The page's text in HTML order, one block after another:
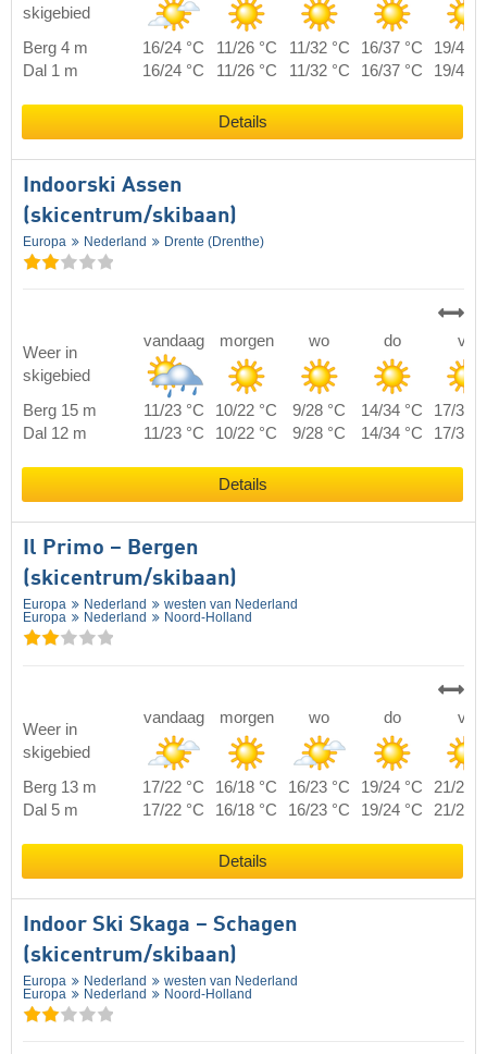
skigebied
Berg 4 m
16/24 °C 11/26 °C 11/32 °C 16/37 °C
19/40
Dal 1 m
16/24 °C 11/26 °C 11/32 °C 16/37 °C 19/40
Details
Indoorski Assen
(skicentrum/skibaan)
Europa Nederland Drente (Drenthe)
Weer in
skigebied
vandaag morgen wo do vr
Berg 15 m 11/23 °C 10/22 °C 9/28 °C 14/34 °C
17/37
Dal 12 m
11/23 °C 10/22 °C 9/28 °C 14/34 °C 17/37
Details
Il Primo – Bergen
(skicentrum/skibaan)
Europa Nederland
westen van Nederland
Europa
Nederland Noord-Holland
Weer in
skigebied
vandaag morgen wo do vr
Berg 13 m 17/22 °C 16/18 °C 16/23 °C 19/24 °C
21/26
Dal 5 m
17/22 °C 16/18 °C 16/23 °C 19/24 °C 21/26
Details
Indoor Ski Skaga – Schagen
(skicentrum/skibaan)
Europa Nederland
westen van Nederland
Europa
Nederland Noord-Holland